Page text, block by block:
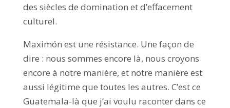
des siècles de domination et d’effacement
culturel.
Maximón est une résistance. Une façon de
dire : nous sommes encore là, nous croyons
encore à notre manière, et notre manière est
aussi légitime que toutes les autres. C’est ce
Guatemala-là que j’ai voulu raconter dans ce